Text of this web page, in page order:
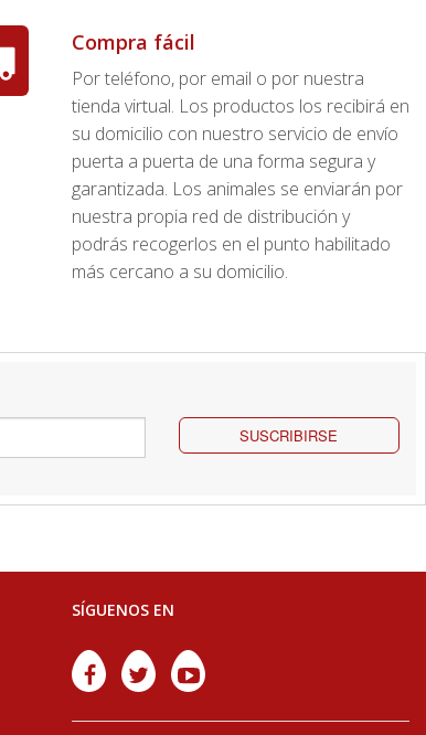
Compra fácil
Por teléfono, por email o por nuestra
tienda virtual. Los productos los recibirá en
su domicilio con nuestro servicio de envío
puerta a puerta de una forma segura y
garantizada. Los animales se enviarán por
nuestra propia red de distribución y
podrás recogerlos en el punto habilitado
más cercano a su domicilio.
SUSCRIBIRSE
SÍGUENOS EN